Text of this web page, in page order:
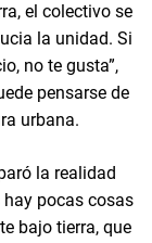
el colectivo se
la unidad. Si
no te gusta”,
pensarse de
urbana.
la realidad
hay pocas cosas
bajo tierra, que